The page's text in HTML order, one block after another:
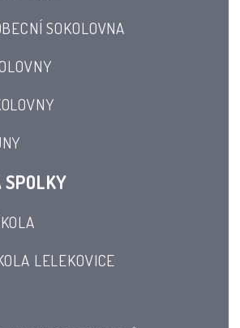
SOKOLOVNA
LELEKOVICE